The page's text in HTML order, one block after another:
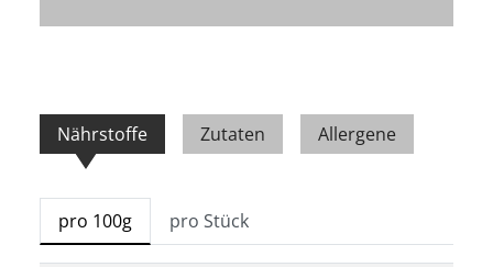
Nährstoffe Zutaten Allergene
pro 100g pro Stück